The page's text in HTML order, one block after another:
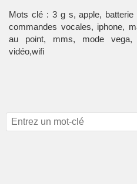
Mots clé : 3 g s, apple, batterie
commandes vocales, iphone,
au point, mms, mode vega,
vidéo,wifi